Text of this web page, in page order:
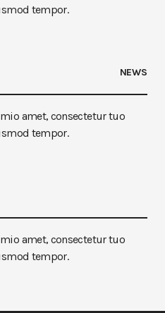
tempor.
NEWS
amet, consectetur tuo
tempor.
amet, consectetur tuo
tempor.